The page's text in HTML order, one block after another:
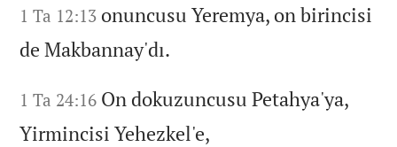
1 Ta 12:13 onuncusu Yeremya, on birincisi
de Makbannay'dı.
1 Ta 24:16 On dokuzuncusu Petahya'ya,
Yirmincisi Yehezkel'e,